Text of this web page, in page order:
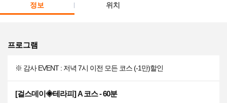
정보 위치
프로그램
※ 감사 EVENT : 저녁 7시 이전 모든 코스 (-1만)할인
[걸스데이◈테라피] A 코스 - 60분